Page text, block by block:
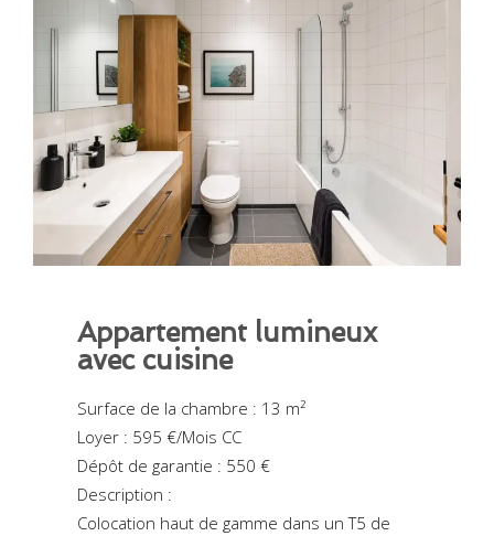
Appartement lumineux
avec cuisine
Surface de la chambre : 13 m²
Loyer : 595 €/Mois CC
Dépôt de garantie : 550 €
Description :
Colocation haut de gamme dans un T5 de